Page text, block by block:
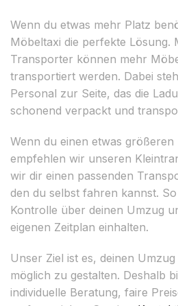
Wenn du etwas mehr Platz
Möbeltaxi die perfekte Lösung.
Transporter können mehr
transportiert werden. Dabei
Personal zur Seite, das die
schonend verpackt und
Wenn du einen etwas größeren
empfehlen wir unseren
wir dir einen passenden
den du selbst fahren kannst.
Kontrolle über deinen Umzug
eigenen Zeitplan einhalten.
Unser Ziel ist es, deinen
möglich zu gestalten. Deshalb
individuelle Beratung, faire